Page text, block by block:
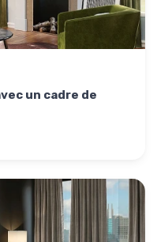
un cadre de